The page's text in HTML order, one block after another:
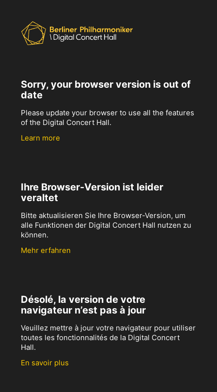
Sorry, your browser version is out of
date
Please update your browser to use all the features
of the Digital Concert Hall.
Learn more
Ihre Browser-Version ist leider
veraltet
Bitte aktualisieren Sie Ihre Browser-Version, um
alle Funktionen der Digital Concert Hall nutzen zu
können.
Mehr erfahren
Désolé, la version de votre
navigateur n’est pas à jour
Veuillez mettre à jour votre navigateur pour utiliser
toutes les fonctionnalités de la Digital Concert
Hall.
En savoir plus